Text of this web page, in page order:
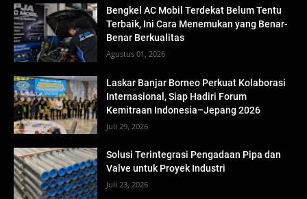
Bengkel AC Mobil Terdekat Belum Tentu
Terbaik, Ini Cara Menemukan yang Benar-
Benar Berkualitas
Agustus 01, 2026
Laskar Banjar Borneo Perkuat Kolaborasi
Internasional, Siap Hadiri Forum
Kemitraan Indonesia–Jepang 2026
Juli 29, 2026
Solusi Terintegrasi Pengadaan Pipa dan
Valve untuk Proyek Industri
Juli 23, 2026